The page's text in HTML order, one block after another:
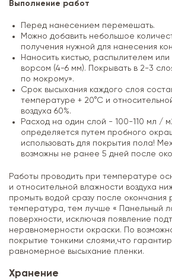
Выполнение работ
Перед нанесением перемешать.
Можно добавить небольшое
получения нужной для нанесения
Наносить кистью, распылителем
ворсом (4-6 мм). Покрывать в 2-3
по мокрому».
Срок высыхания каждого слоя
температуре + 20°С и
воздуха 60%.
Расход на один слой - 100-110 мл /
определяется путем пробного
использовать для покрытия пола!
возможны не ранее 5 дней после
Работы проводить при температуре
и относительной влажности воздуха
промыть водой сразу после окончания
температура, тем лучше « Панельный
поверхности, исключая появление
неравномерности окраски. По
покрытие тонкими слоями,что
равномерное высыхание пленки.
Хранение